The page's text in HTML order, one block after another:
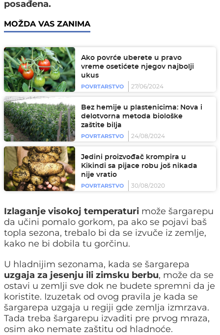
posađena.
MOŽDA VAS ZANIMA
Ako povrće uberete u pravo
vreme osetićete njegov najbolji
ukus
POVRTARSTVO
27/06/2024
Bez hemije u plastenicima: Nova i
delotvorna metoda biološke
zaštite bilja
POVRTARSTVO
24/08/2024
Jedini proizvođač krompira u
Kikindi sa pijace robu još nikada
nije vratio
POVRTARSTVO
30/08/2020
Izlaganje visokoj temperaturi može šargarepu
da učini pomalo gorkom, pa ako se pojavi baš
topla sezona, trebalo bi da se izvuče iz zemlje,
kako ne bi dobila tu gorčinu.
U hladnijim sezonama, kada se šargarepa
uzgaja za jesenju ili zimsku berbu, može da se
ostavi u zemlji sve dok ne budete spremni da je
koristite. Izuzetak od ovog pravila je kada se
šargarepa uzgaja u regiji gde zemlja izmrzava.
Tada treba šargarepu izvaditi pre prvog mraza,
osim ako nemate zaštitu od hladnoće.